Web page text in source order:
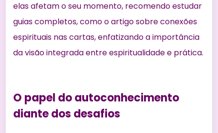
elas afetam o seu momento, recomendo estudar
guias completos, como o artigo sobreconexões
espirituais nas cartas, enfatizando a importância
da visão integrada entre espiritualidade e prática.
O papel do autoconhecimento
diante dos desafios